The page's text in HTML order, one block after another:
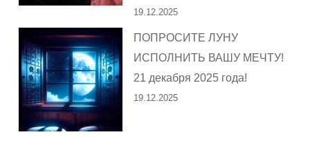
19.12.2025
ПОПРОСИТЕ ЛУНУ
ИСПОЛНИТЬ ВАШУ МЕЧТУ!
21 декабря 2025 года!
19.12.2025